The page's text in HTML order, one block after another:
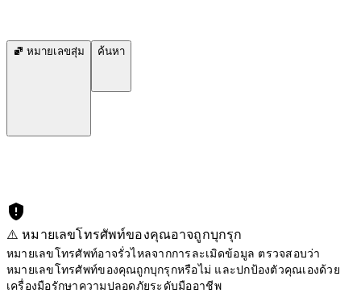
หมายเลขสุ่ม ค้นหา
⚠️ หมายเลขโทรศัพท์ของคุณอาจถูกบุกรุก
หมายเลขโทรศัพท์อาจรั่วไหลจากการละเมิดข้อมูล ตรวจสอบว่า
หมายเลขโทรศัพท์ของคุณถูกบุกรุกหรือไม่ และปกป้องตัวคุณเองด้วย
เครื่องมือรักษาความปลอดภัยระดับมืออาชีพ